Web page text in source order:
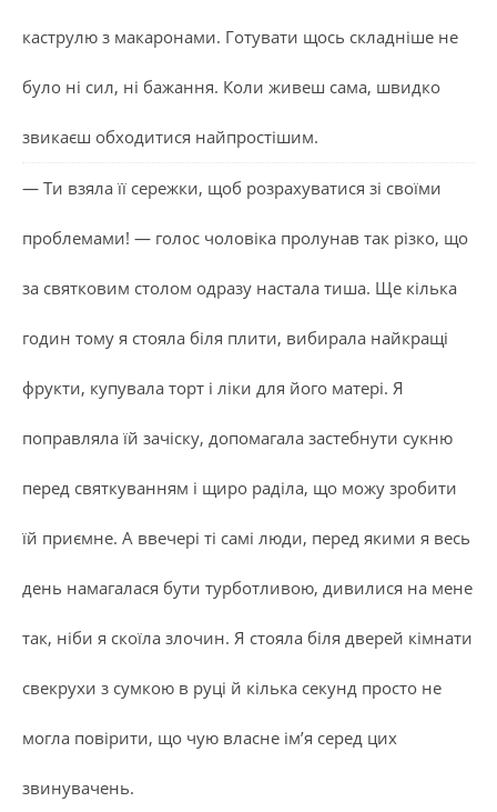
каструлю з макаронами. Готувати щось складніше не
було ні сил, ні бажання. Коли живеш сама, швидко
звикаєш обходитися найпростішим.
— Ти взяла її сережки, щоб розрахуватися зі своїми
проблемами! — голос чоловіка пролунав так різко, що
за святковим столом одразу настала тиша. Ще кілька
годин тому я стояла біля плити, вибирала найкращі
фрукти, купувала торт і ліки для його матері. Я
поправляла їй зачіску, допомагала застебнути сукню
перед святкуванням і щиро раділа, що можу зробити
їй приємне. А ввечері ті самі люди, перед якими я весь
день намагалася бути турботливою, дивилися на мене
так, ніби я скоїла злочин. Я стояла біля дверей кімнати
свекрухи з сумкою в руці й кілька секунд просто не
могла повірити, що чую власне ім’я серед цих
звинувачень.